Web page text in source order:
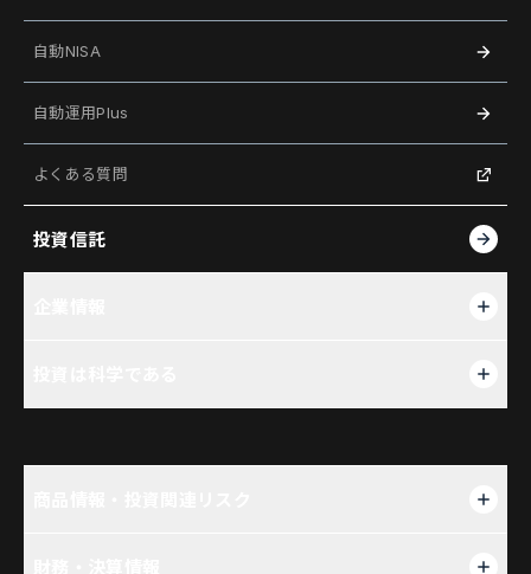
自動NISA
自動運用Plus
よくある質問
投資信託